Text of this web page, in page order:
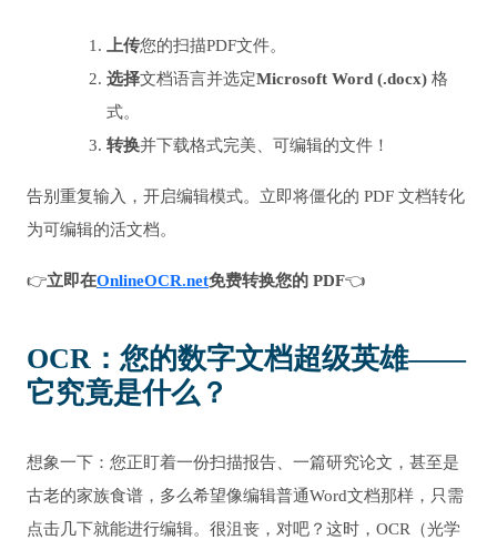
上传您的扫描PDF文件。
选择文档语言并选定Microsoft Word (.docx) 格
式。
转换并下载格式完美、可编辑的文件！
告别重复输入，开启编辑模式。立即将僵化的 PDF 文档转化
为可编辑的活文档。
👉立即在OnlineOCR.net免费转换您的 PDF👈
OCR：您的数字文档超级英雄——
它究竟是什么？
想象一下：您正盯着一份扫描报告、一篇研究论文，甚至是
古老的家族食谱，多么希望像编辑普通Word文档那样，只需
点击几下就能进行编辑。很沮丧，对吧？这时，OCR（光学